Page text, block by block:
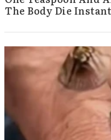
The Body Die